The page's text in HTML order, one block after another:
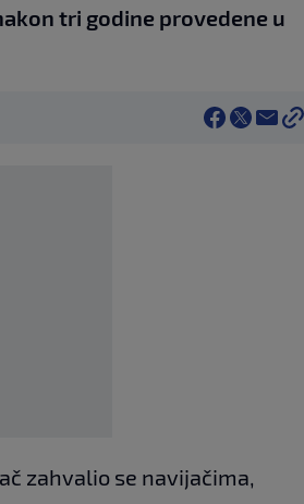
tri godine provedene u
zahvalio se navijačima,